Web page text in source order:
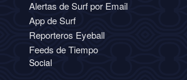
Alertas de Surf por Email
App de Surf
Reporteros Eyeball
Feeds de Tiempo
Social